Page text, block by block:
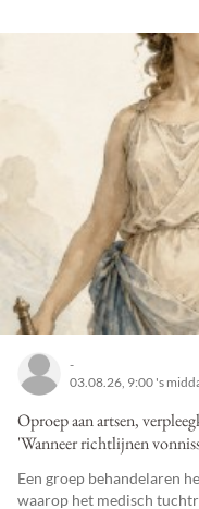
-
03.08.26, 9:00 's
Oproep aan artsen,
'Wanneer richtlijnen
Een groep behandelaren
waarop het medisch